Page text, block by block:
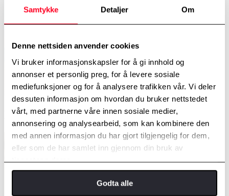
Samtykke Detaljer Om
Denne nettsiden anvender cookies
Vi bruker informasjonskapsler for å gi innhold og
annonser et personlig preg, for å levere sosiale
mediefunksjoner og for å analysere trafikken vår. Vi deler
dessuten informasjon om hvordan du bruker nettstedet
vårt, med partnerne våre innen sosiale medier,
annonsering og analysearbeid, som kan kombinere den
med annen informasjon du har gjort tilgjengelig for dem,
eller som de har samlet inn gjennom din bruk av
tjenestene deres.
Godta alle
Billån